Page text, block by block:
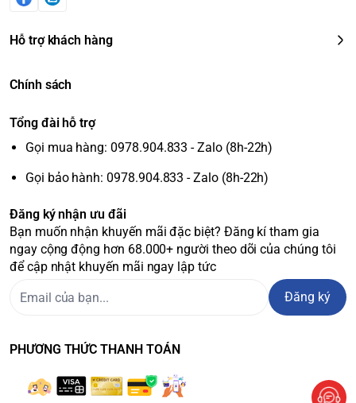
Hỗ trợ khách hàng
Chính sách
Tổng đài hỗ trợ
Gọi mua hàng: 0978.904.833 - Zalo (8h-22h)
Gọi bảo hành: 0978.904.833 - Zalo (8h-22h)
Đăng ký nhận ưu đãi
Bạn muốn nhận khuyến mãi đặc biệt? Đăng kí tham gia
ngay cộng động hơn 68.000+ người theo dõi của chúng tôi
để cập nhật khuyến mãi ngay lập tức
Đăng ký
PHƯƠNG THỨC THANH TOÁN